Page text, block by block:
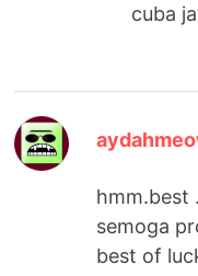
cuba
hmm.best
semoga
best of